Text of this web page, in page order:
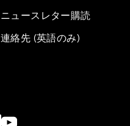
ニュースレター購読
連絡先 (英語のみ)